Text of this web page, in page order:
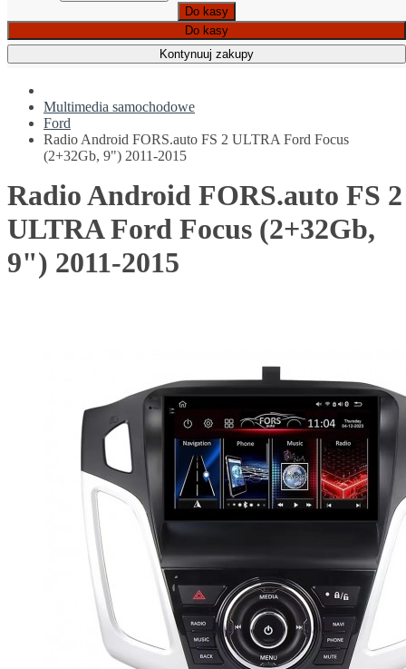
Do kasy
Do kasy
Kontynuuj zakupy
Multimedia samochodowe
Ford
Radio Android FORS.auto FS 2 ULTRA Ford Focus
(2+32Gb, 9") 2011-2015
Radio Android FORS.auto FS 2
ULTRA Ford Focus (2+32Gb,
9") 2011-2015